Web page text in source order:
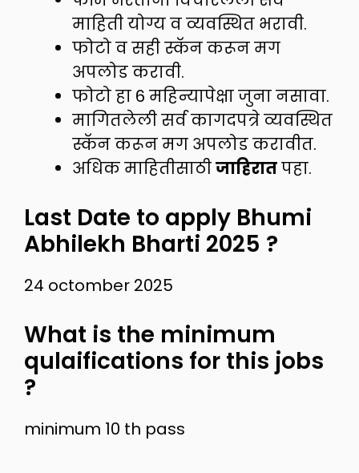
माहिती योग्य व व्यवस्थित भरावी.
फोटो व सही स्कॅन करून मग
अपलोड करावी.
फोटो हा 6 महिन्यापेक्षा जुना नसावा.
मागितलेली सर्व कागदपत्रे व्यवस्थित
स्कॅन करून मग अपलोड करावीत.
अधिक माहितीसाठीजाहिरातपहा.
Last Date to apply Bhumi
Abhilekh Bharti 2025 ?
24 octomber 2025
What is the minimum
qulaifications for this jobs
?
minimum 10 th pass